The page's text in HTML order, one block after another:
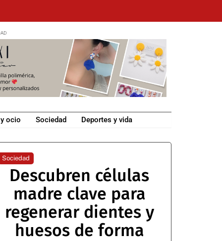
ocio Sociedad Deportes y vida
Sociedad
Descubren células
madre clave para
regenerar dientes y
huesos de forma